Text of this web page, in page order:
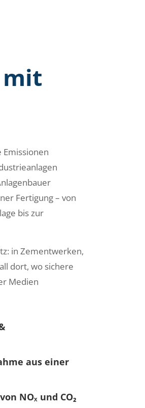
Fertigung – von
bis zur
in Zementwerken,
dort, wo sichere
Medien
aus einer
NOₓ und CO₂